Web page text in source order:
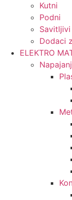
Kutni
Podni
Savitljivi
Dodaci
ELEKTRO